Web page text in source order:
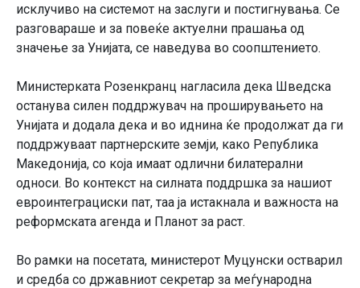
исклучиво на системот на заслуги и постигнувања. Се
разговараше и за повеќе актуелни прашања од
значење за Унијата, се наведува во соопштението.
Министерката Розенкранц нагласила дека Шведска
останува силен поддржувач на проширувањето на
Унијата и додала дека и во иднина ќе продолжат да ги
поддржуваат партнерските земји, како Република
Македонија, со која имаат одлични билатерални
односи. Во контекст на силната поддршка за нашиот
евроинтеграциски пат, таа ја истакнала и важноста на
реформската агенда и Планот за раст.
Во рамки на посетата, министерот Муцунски остварил
и средба со државниот секретар за меѓународна